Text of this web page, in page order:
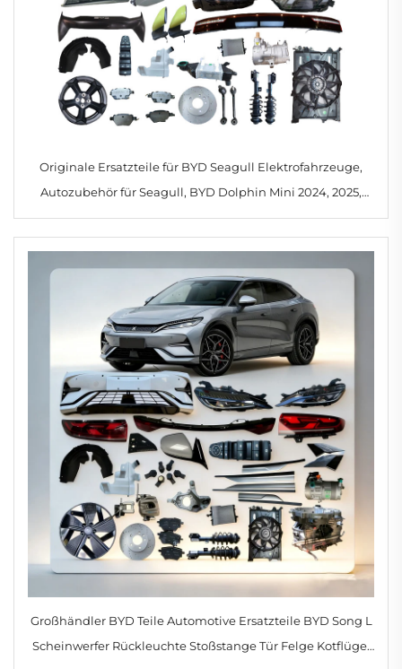
Originale Ersatzteile für BYD Seagull Elektrofahrzeuge,
Autozubehör für Seagull, BYD Dolphin Mini 2024, 2025,
2023
Großhändler BYD Teile Automotive Ersatzteile BYD Song L
Scheinwerfer Rückleuchte Stoßstange Tür Felge Kotflügel